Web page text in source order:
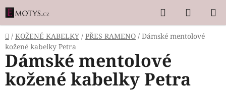
Přejít
na
obsah
Hledat
KOŠÍK
Domů
/ KOŽENÉ KABELKY / PŘES RAMENO / Dámské mentolové
kožené kabelky Petra
Dámské mentolové
kožené kabelky Petra